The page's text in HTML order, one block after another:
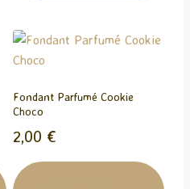
Fondant Parfumé Cookie
Choco
2,00 €